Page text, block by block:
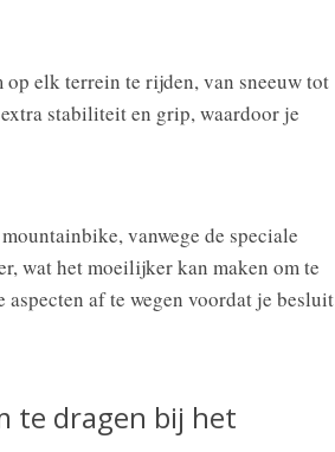
elk terrein te rijden, van sneeuw tot
stabiliteit en grip, waardoor je
vanwege de speciale
wat het moeilijker kan maken om te
af te wegen voordat je besluit
te dragen bij het